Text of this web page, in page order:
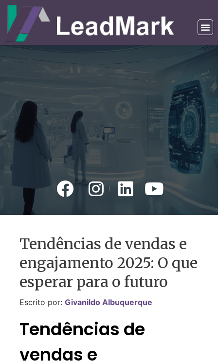
Tendências de vendas e
engajamento 2025: O que
esperar para o futuro
Escrito por: Givanildo Albuquerque
Tendências de
vendas e